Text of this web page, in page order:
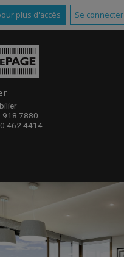
plus d'accès Se connecter